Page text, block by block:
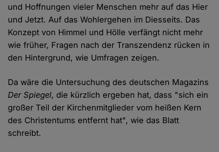
und Hoffnungen vieler Menschen mehr auf das Hier
und Jetzt. Auf das Wohlergehen im Diesseits. Das
Konzept von Himmel und Hölle verfängt nicht mehr
wie früher, Fragen nach der Transzendenz rücken in
den Hintergrund, wie Umfragen zeigen.
Da wäre die Untersuchung des deutschen Magazins
Der Spiegel, die kürzlich ergeben hat, dass "sich ein
großer Teil der Kirchenmitglieder vom heißen Kern
des Christentums entfernt hat", wie das Blatt
schreibt.